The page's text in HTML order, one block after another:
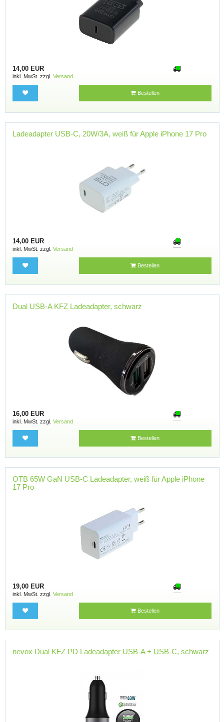
14,00 EUR
inkl. MwSt. zzgl. Versand
Bestellen
Ladeadapter USB-C, 20W/3A, weiß für Apple iPhone 17 Pro
14,00 EUR
inkl. MwSt. zzgl. Versand
Bestellen
Dual USB-A KFZ Ladeadapter, schwarz
16,00 EUR
inkl. MwSt. zzgl. Versand
Bestellen
OTB 65W GaN USB-C Ladeadapter, weiß für Apple iPhone
17 Pro
19,00 EUR
inkl. MwSt. zzgl. Versand
Bestellen
nevox Dual KFZ PD Ladeadapter USB-A + USB-C, schwarz